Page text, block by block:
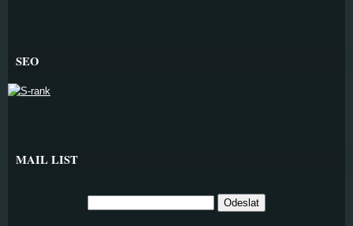
SEO
MAIL LIST